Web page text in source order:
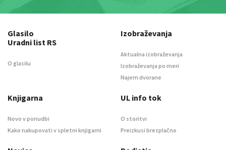
Glasilo
Uradni list RS
O glasilu
Izobraževanja
Aktualna izobraževanja
Izobraževanja po meri
Najem dvorane
Knjigarna
Novo v ponudbi
Kako nakupovati v spletni knjigarni
UL info tok
O storitvi
Preizkusi brezplačno